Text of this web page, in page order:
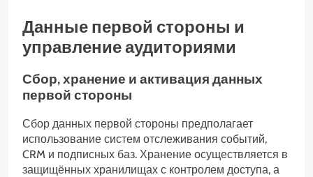
Данные первой стороны и
управление аудиториями
Сбор, хранение и активация данных
первой стороны
Сбор данных первой стороны предполагает
использование систем отслеживания событий,
CRM и подписных баз. Хранение осуществляется в
защищённых хранилищах с контролем доступа, а